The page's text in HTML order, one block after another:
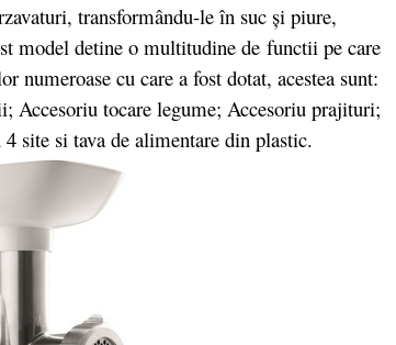
transformându-le în suc şi piure,
model detine o multitudine de functii pe care
numeroase cu care a fost dotat, acestea sunt:
Accesoriu tocare legume; Accesoriu prajituri;
site si tava de alimentare din plastic.